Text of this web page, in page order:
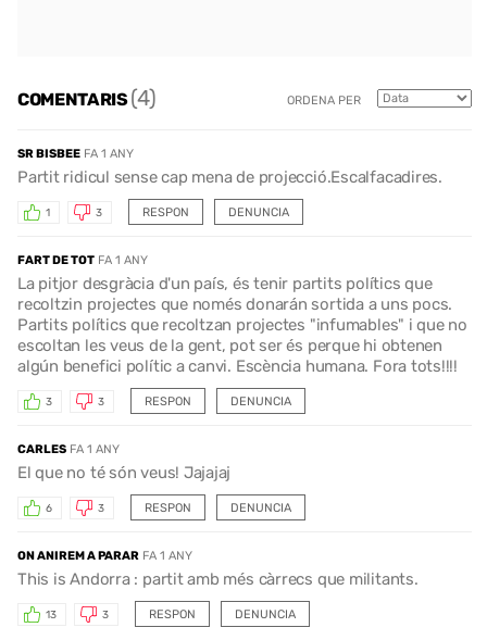
COMENTARIS(4) ORDENA PER
SR BISBEE FA 1 ANY
Partit ridicul sense cap mena de projecció.Escalfacadires.
RESPON
1 3 DENUNCIA
FART DE TOT FA 1 ANY
La pitjor desgràcia d'un país, és tenir partits polítics que
recoltzin projectes que només donarán sortida a uns pocs.
Partits polítics que recoltzan projectes "infumables" i que no
escoltan les veus de la gent, pot ser és perque hi obtenen
algún benefici polític a canvi. Escència humana. Fora tots!!!!
RESPON
3 3 DENUNCIA
CARLES FA 1 ANY
El que no té són veus! Jajajaj
RESPON
6 3 DENUNCIA
ON ANIREM A PARAR FA 1 ANY
This is Andorra : partit amb més càrrecs que militants.
RESPON
13 3 DENUNCIA